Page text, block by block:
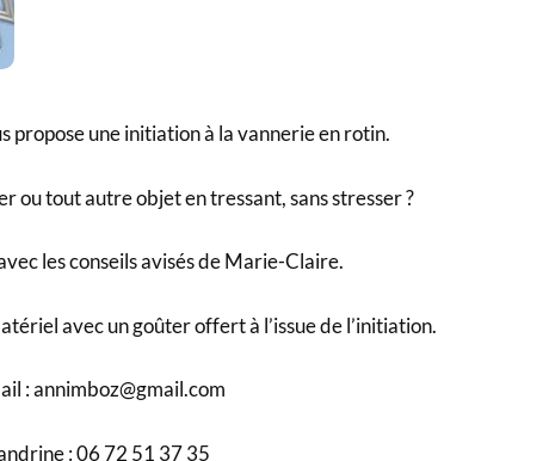
propose une initiation à la vannerie en rotin.
ou tout autre objet en tressant, sans stresser ?
les conseils avisés de Marie-Claire.
avec un goûter offert à l’issue de l’initiation.
: annimboz@gmail.com
: 06 72 51 37 35